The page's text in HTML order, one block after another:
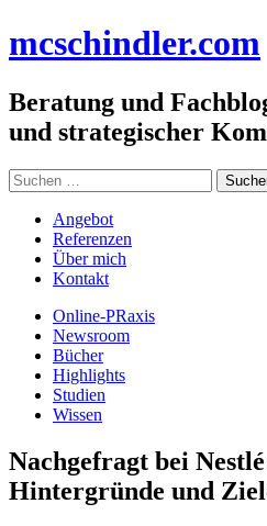
Inhalt
mcschindler.com
Beratung und
und strategischer
Suchen
nach:
Angebot
Referenzen
Über mich
Kontakt
Online-PRaxis
Newsroom
Bücher
Highlights
Studien
Wissen
Nachgefragt bei
Hintergründe und